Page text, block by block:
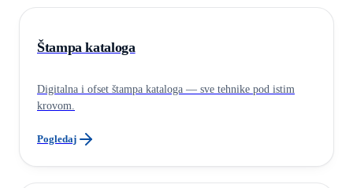
Štampa kataloga
Digitalna i ofset štampa kataloga — sve tehnike pod istim
krovom.
Pogledaj